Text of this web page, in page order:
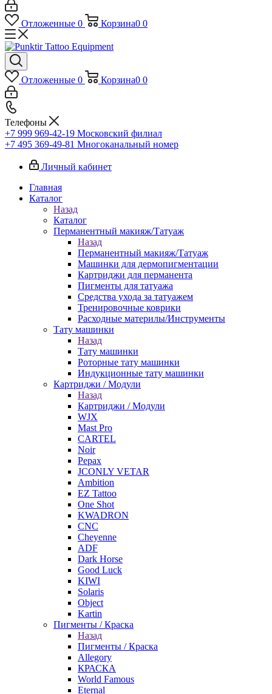
Отложенные 0 Корзина0 0
Отложенные 0 Корзина0 0
Телефоны
+7 999 969-42-19 Московский филиал
+7 495 369-49-81 Многоканальный номер
Личный кабинет
Главная
Каталог
Назад
Каталог
Перманентный макияж/Татуаж
Назад
Перманентный макияж/Татуаж
Машинки для дермопигментации
Картриджи для перманента
Пигменты для татуажа
Средства ухода за татуажем
Тренировочные коврики
Расходные материлы/Инструменты
Тату машинки
Назад
Тату машинки
Роторные тату машинки
Индукционные тату машинки
Картриджи / Модули
Назад
Картриджи / Модули
WJX
Mast Pro
CARTEL
Noir
Pepax
JCONLY VETAR
Ambition
EZ Tattoo
One Shot
KWADRON
CNC
Cheyenne
ADF
Dark Horse
Good Luck
KIWI
Solaris
Object
Kartin
Пигменты / Краска
Назад
Пигменты / Краска
Allegory
КРАСКА
World Famous
Eternal